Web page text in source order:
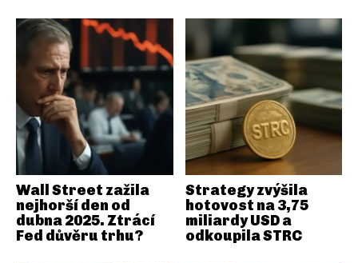
Wall Street zažila
nejhorší den od
dubna 2025. Ztrácí
Fed důvěru trhu?
Strategy zvýšila
hotovost na 3,75
miliardy USD a
odkoupila STRC